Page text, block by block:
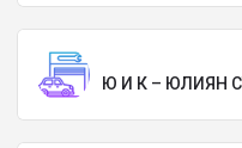
Ю И К – ЮЛИЯН